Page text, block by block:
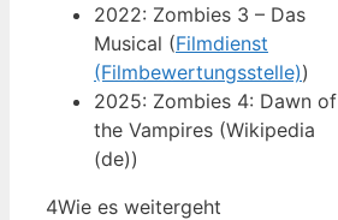
2022: Zombies 3 – Das
Musical (Filmdienst
(Filmbewertungsstelle))
2025: Zombies 4: Dawn of
the Vampires (Wikipedia
(de))
4Wie es weitergeht